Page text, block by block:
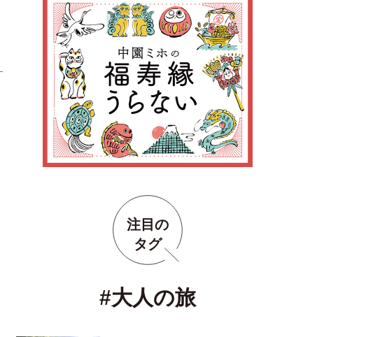
注目の
タグ
#大人の旅